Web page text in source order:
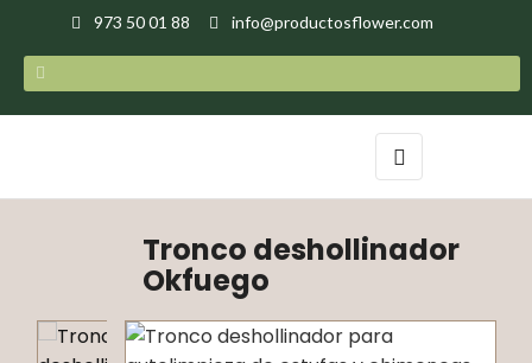
973 50 01 88 info@productosflower.com
Navegación
de
palanca
☰
Tronco deshollinador
Okfuego